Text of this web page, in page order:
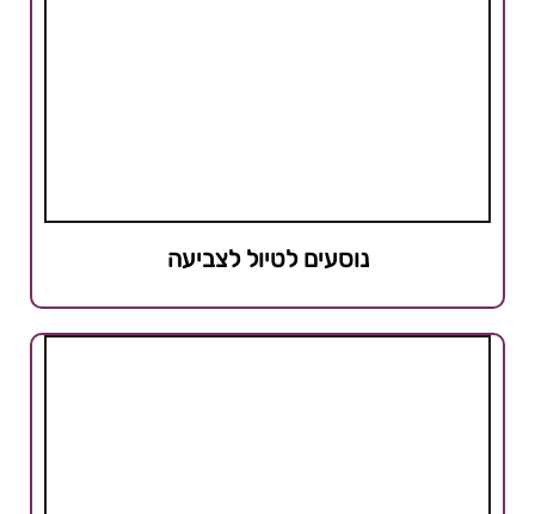
נוסעים לטיול לצביעה